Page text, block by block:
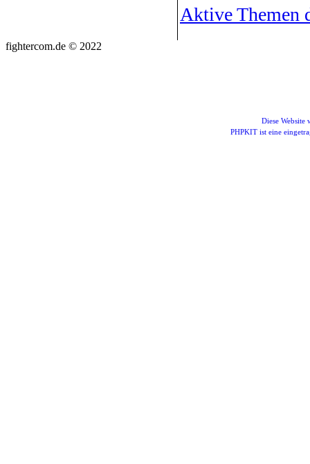
Aktive Themen
fightercom.de © 2022
Diese Website
PHPKIT ist eine